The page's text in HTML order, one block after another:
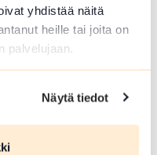
yhdistää näitä
heille tai joita on
palvelujaan.
Näytä tiedot